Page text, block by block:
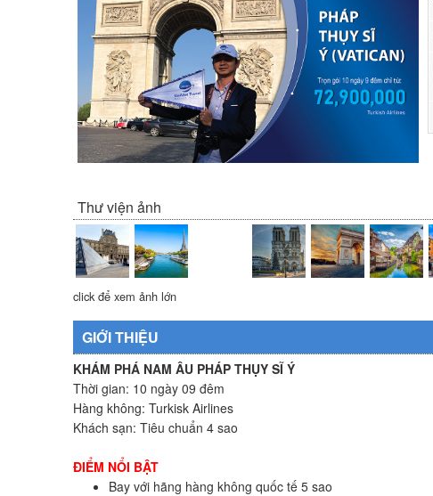
Thư viện ảnh
click để xem ảnh lớn
GIỚI THIỆU
KHÁM PHÁ NAM ÂU PHÁP THỤY SĨ Ý
Thời gian: 10 ngày 09 đêm
Hàng không: Turkisk Airlines
Khách sạn: Tiêu chuẩn 4 sao
ĐIỂM NỔI BẬT
Bay với hãng hàng không quốc tế 5 sao